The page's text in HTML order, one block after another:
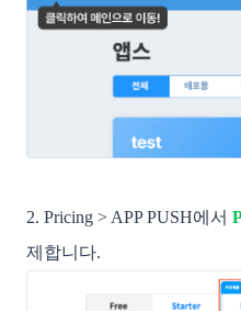
2. Pricing > APP PUSH에서
제합니다.